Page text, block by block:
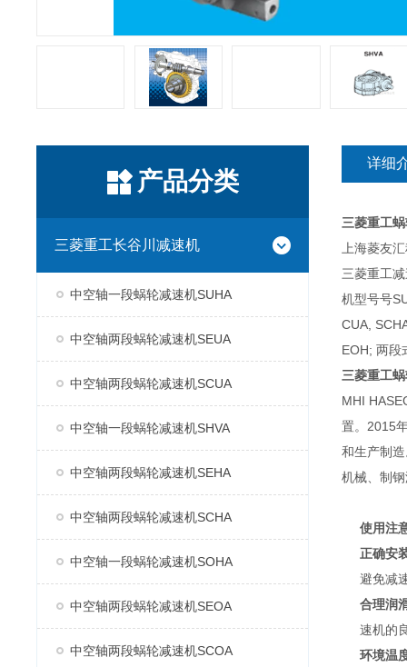
产品分类
三菱重工长谷川减速机
中空轴一段蜗轮减速机SUHA
中空轴两段蜗轮减速机SEUA
中空轴两段蜗轮减速机SCUA
中空轴一段蜗轮减速机SHVA
中空轴两段蜗轮减速机SEHA
中空轴两段蜗轮减速机SCHA
中空轴一段蜗轮减速机SOHA
中空轴两段蜗轮减速机SEOA
中空轴两段蜗轮减速机SCOA
详细
三菱重工
上海菱友
三菱重工
机型号号
CUA,
EOH; 两段
三菱重工
MHI
置。2015
和生产制
机械、制
使用注
正确安
避免减
合理润
速机的
环境温